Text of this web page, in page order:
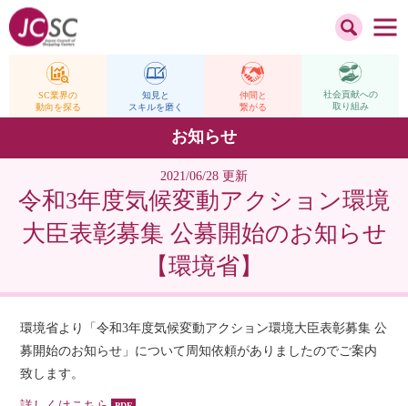
SC業界の
動向を探る
知見と
スキルを磨く
仲間と
繋がる
社会貢献への
取り組み
お知らせ
2021/06/28 更新
令和3年度気候変動アクション環境
大臣表彰募集 公募開始のお知らせ
【環境省】
環境省より「令和3年度気候変動アクション環境大臣表彰募集 公
募開始のお知らせ」について周知依頼がありましたのでご案内
致します。